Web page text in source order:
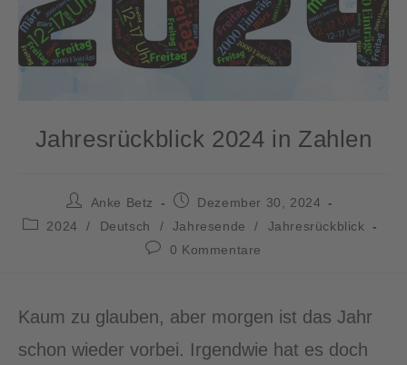
Jahresrückblick 2024 in Zahlen
Anke Betz
Dezember 30, 2024
2024
/ Deutsch / Jahresende /
Jahresrückblick
0 Kommentare
Kaum zu glauben, aber morgen ist das Jahr
schon wieder vorbei. Irgendwie hat es doch